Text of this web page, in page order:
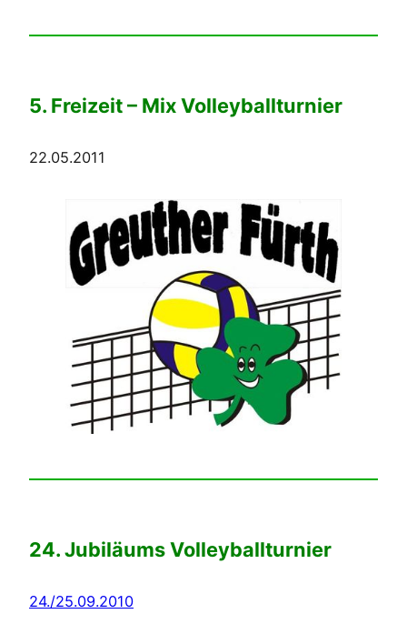
5. Freizeit – Mix Volleyballturnier
22.05.2011
24. Jubiläums Volleyballturnier
24./25.09.2010